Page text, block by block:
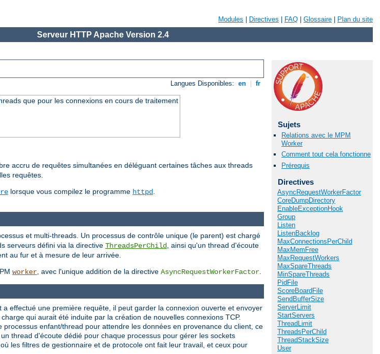
Modules Directives FAQ Glossaire Plan du site
Serveur HTTP Apache Version 2.4
Langues Disponibles: en fr
que pour les connexions en cours de traitement
accru de requêtes simultanées en déléguant certaines tâches aux threads
requêtes.
lorsque vous compilez le programme httpd.
Sujets
Relations avec le MPM
Worker
Comment tout cela fonctionne
Prérequis
Directives
AsyncRequestWorkerFactor
CoreDumpDirectory
EnableExceptionHook
Group
Listen
ListenBacklog
MaxConnectionsPerChild
MaxMemFree
MaxRequestWorkers
MaxSpareThreads
MinSpareThreads
PidFile
ScoreBoardFile
SendBufferSize
ServerLimit
StartServers
ThreadLimit
ThreadsPerChild
ThreadStackSize
User
et multi-threads. Un processus de contrôle unique (le parent) est chargé
serveurs défini via la directive ThreadsPerChild
, ainsi qu'un thread d'écoute
au fur et à mesure de leur arrivée.
worker , avec l'unique addition de la directive AsyncRequestWorkerFactor
effectué une première requête, il peut garder la connexion ouverte et envoyer
qui aurait été induite par la création de nouvelles connexions TCP.
enfant/thread pour attendre les données en provenance du client, ce
thread d'écoute dédié pour chaque processus pour gérer les sockets
les filtres de gestionnaire et de protocole ont fait leur travail, et ceux pour